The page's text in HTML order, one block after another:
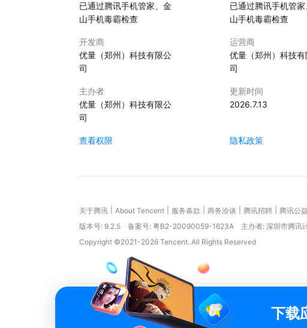
已通过腾讯手机管家、金
山手机毒霸检查
已通过腾讯手机管家
山手机毒霸检查
开发商
优量（郑州）科技有限公
司
运营商
优量（郑州）科技
司
主办者
优量（郑州）科技有限公
司
更新时间
2026.7.13
查看权限 隐私政策
关于腾讯 About Tencent 服务条款 商务洽谈 腾讯招聘 腾讯公益
版本号: 9.2.5 备案号: 粤B2-20090059-1623A
主办者: 深圳市腾讯
Copyright ©2021-2026 Tencent. All Rights Reserved
下载